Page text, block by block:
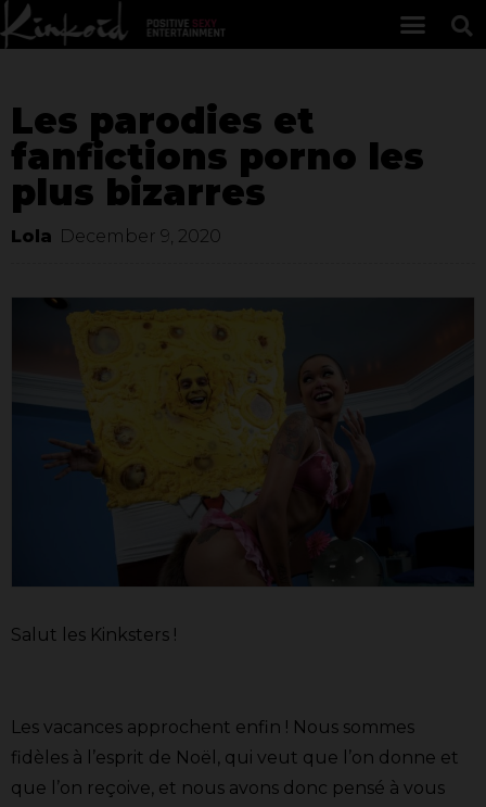
Les parodies et
fanfictions porno les
plus bizarres
Lola December 9, 2020
Salut les Kinksters !
Les vacances approchent enfin ! Nous sommes
fidèles à l’esprit de Noël, qui veut que l’on donne et
que l’on reçoive, et nous avons donc pensé à vous